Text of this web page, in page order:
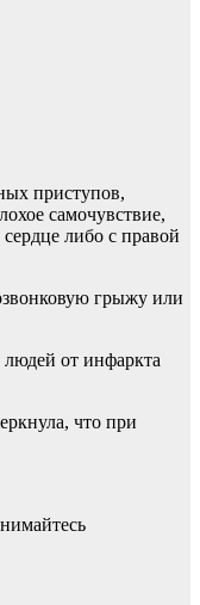
приступов,
самочувствие,
либо с правой
грыжу или
от инфаркта
что при